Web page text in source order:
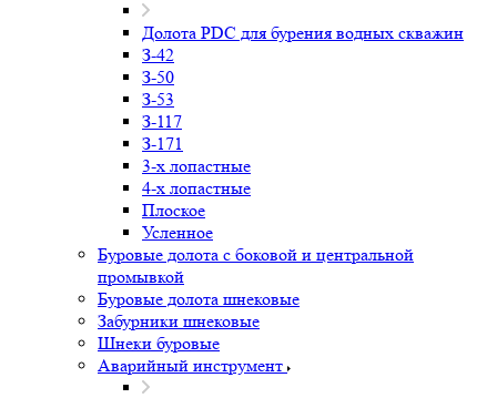
Долота PDC для бурения водных скважин
З-42
З-50
З-53
З-117
З-171
3-х лопастные
4-х лопастные
Плоское
Усленное
Буровые долота с бoковой и центральной
промывкой
Буровые долота шнековые
Забурники шнековые
Шнеки буровые
Аварийный инструмент